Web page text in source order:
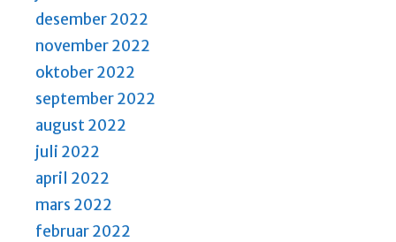
desember 2022
november 2022
oktober 2022
september 2022
august 2022
juli 2022
april 2022
mars 2022
februar 2022